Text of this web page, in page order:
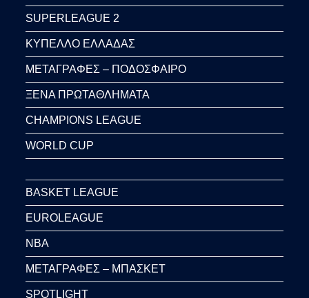
SUPERLEAGUE 2
ΚΥΠΕΛΛΟ ΕΛΛΑΔΑΣ
ΜΕΤΑΓΡΑΦΕΣ – ΠΟΔΟΣΦΑΙΡΟ
ΞΕΝΑ ΠΡΩΤΑΘΛΗΜΑΤΑ
CHAMPIONS LEAGUE
WORLD CUP
BASKET LEAGUE
EUROLEAGUE
NBA
ΜΕΤΑΓΡΑΦΕΣ – ΜΠΑΣΚΕΤ
SPOTLIGHT